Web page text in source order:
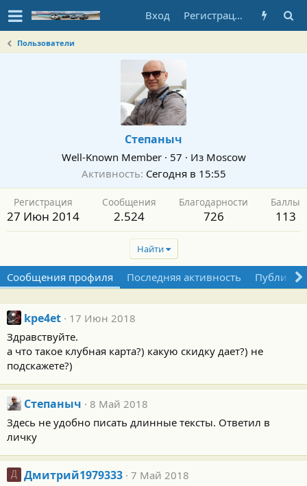
Вход Регистрация
Пользователи
Степаныч
Well-Known Member · 57 · Из Moscow
Активность Сегодня в 15:55
Регистрация
27 Июн 2014
Сообщения
2.524
Благодарности
726
Баллы
113
Найти
Сообщения профиля Последняя активность
kpe4et
17 Июн 2018
Здравствуйте.
а что такое клубная карта?) какую скидку дает?) не
подскажете?)
Степаныч
8 Май 2018
Здесь не удобно писать длинные тексты. Ответил в
личку
Д Дмитрий1979333 7 Май 2018